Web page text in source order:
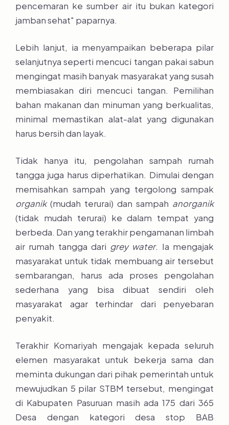
pencemaran ke sumber air itu bukan kategori
jamban sehat" paparnya.
Lebih lanjut, ia menyampaikan beberapa pilar
selanjutnya seperti mencuci tangan pakai sabun
mengingat masih banyak masyarakat yang susah
membiasakan diri mencuci tangan. Pemilihan
bahan makanan dan minuman yang berkualitas,
minimal memastikan alat-alat yang digunakan
harus bersih dan layak.
Tidak hanya itu, pengolahan sampah rumah
tangga juga harus diperhatikan. Dimulai dengan
memisahkan sampah yang tergolong sampak
organik(mudah terurai) dan sampah anorganik
(tidak mudah terurai) ke dalam tempat yang
berbeda. Dan yang terakhir pengamanan limbah
air rumah tangga dari grey water. Ia mengajak
masyarakat untuk tidak membuang air tersebut
sembarangan, harus ada proses pengolahan
sederhana yang bisa dibuat sendiri oleh
masyarakat agar terhindar dari penyebaran
penyakit.
Terakhir Komariyah mengajak kepada seluruh
elemen masyarakat untuk bekerja sama dan
meminta dukungan dari pihak pemerintah untuk
mewujudkan 5 pilar STBM tersebut, mengingat
di Kabupaten Pasuruan masih ada 175 dari 365
Desa dengan kategori desa stop BAB